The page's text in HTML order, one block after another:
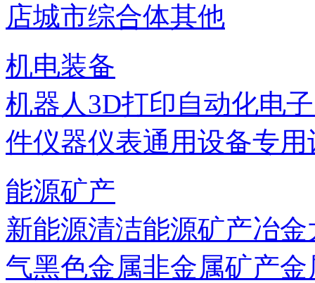
店城市综合体其他
机电装备
机器人3D打印自动化电
件仪器仪表通用设备专用
能源矿产
新能源清洁能源矿产冶金
气黑色金属非金属矿产金